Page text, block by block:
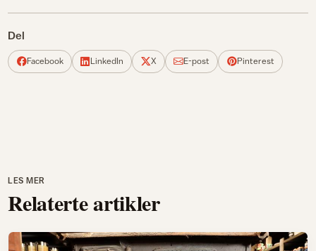
Del
Facebook LinkedIn X E-post Pinterest
LES MER
Relaterte artikler